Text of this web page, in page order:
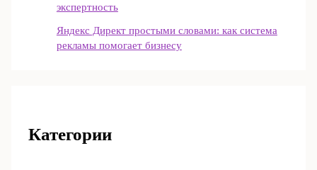
экспертность
Яндекс Директ простыми словами: как система
рекламы помогает бизнесу
Категории